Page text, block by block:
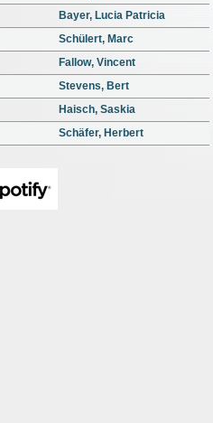
Bayer, Lucia Patricia
Schülert, Marc
Fallow, Vincent
Stevens, Bert
Haisch, Saskia
Schäfer, Herbert